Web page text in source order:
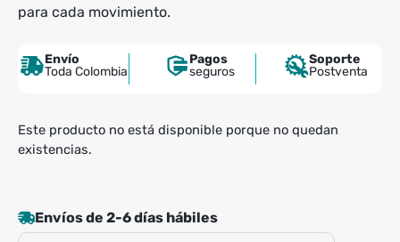
para cada movimiento.
Envío
Toda Colombia
Pagos
seguros
Soporte
Postventa
Este producto no está disponible porque no quedan
existencias.
Envíos de 2-6 días hábiles